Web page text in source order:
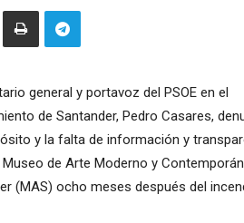
general y portavoz del PSOE en el
de Santander, Pedro Casares,
y la falta de información y
de Arte Moderno y
(MAS) ocho meses después del